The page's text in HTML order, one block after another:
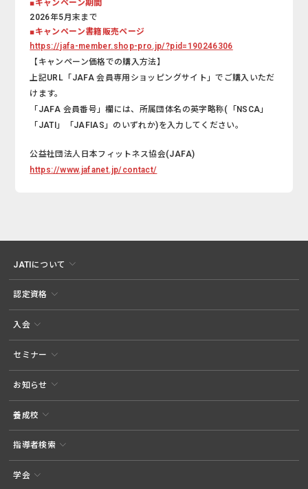
■キャンペーン期間
2026年5月末まで
■キャンペーン書籍販売ページ
https://jafa-member.shop-pro.jp/?pid=190246306
【キャンペーン価格での購入方法】
上記URL「JAFA 会員専用ショッピングサイト」でご購入いただ
けます。
「JAFA 会員番号」欄には、所属団体名の英字略称(「NSCA」
「JATI」「JAFIAS」のいずれか)を入力してください。
公益社団法人日本フィットネス協会(JAFA)
https://www.jafanet.jp/contact/
JATIについて
認定資格
入会
セミナー
お知らせ
養成校
指導者検索
学会